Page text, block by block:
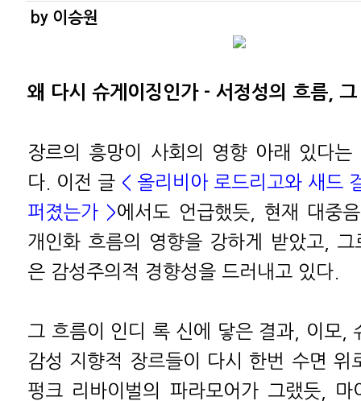
by 이승원
왜 다시 슈게이징인가 - 서정성의 흐름,
장르의 흥망이 사회의 영향 아래 있다는
다. 이전 글 < 올리비아 로드리고와 새드
퍼졌는가 >에서도 언급했듯, 현재 대중
개인화 흐름의 영향을 강하게 받았고,
은 감성주의적 경향성을 드러내고 있다.
그 흐름이 인디 록 신에 닿은 결과, 이모,
감성 지향적 장르들이 다시 한번 수면 위
펑크 리바이벌의 파라모어가 그랬듯, 마